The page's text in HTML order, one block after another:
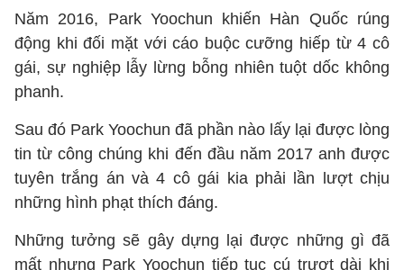
Năm 2016, Park Yoochun khiến Hàn Quốc rúng
động khi đối mặt với cáo buộc cưỡng hiếp từ 4 cô
gái, sự nghiệp lẫy lừng bỗng nhiên tuột dốc không
phanh.
Sau đó Park Yoochun đã phần nào lấy lại được lòng
tin từ công chúng khi đến đầu năm 2017 anh được
tuyên trắng án và 4 cô gái kia phải lần lượt chịu
những hình phạt thích đáng.
Những tưởng sẽ gây dựng lại được những gì đã
mất nhưng Park Yoochun tiếp tục cú trượt dài khi